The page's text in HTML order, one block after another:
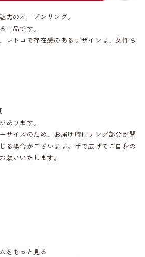
力のオープンリング。
一品です。
レトロで存在感のあるデザインは、女性ら
あります。
サイズのため、お届け時にリング部分が閉
る場合がございます。手で広げてご自身の
願いいたします。
をもっと見る